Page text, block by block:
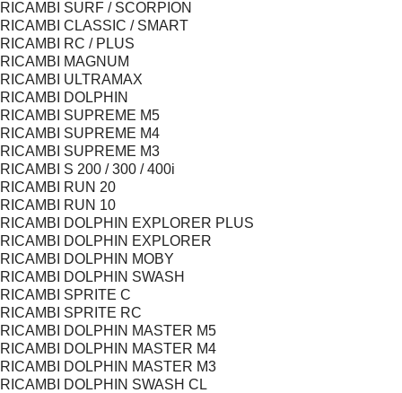
RICAMBI SURF / SCORPION
RICAMBI CLASSIC / SMART
RICAMBI RC / PLUS
RICAMBI MAGNUM
RICAMBI ULTRAMAX
RICAMBI DOLPHIN
RICAMBI SUPREME M5
RICAMBI SUPREME M4
RICAMBI SUPREME M3
RICAMBI S 200 / 300 / 400i
RICAMBI RUN 20
RICAMBI RUN 10
RICAMBI DOLPHIN EXPLORER PLUS
RICAMBI DOLPHIN EXPLORER
RICAMBI DOLPHIN MOBY
RICAMBI DOLPHIN SWASH
RICAMBI SPRITE C
RICAMBI SPRITE RC
RICAMBI DOLPHIN MASTER M5
RICAMBI DOLPHIN MASTER M4
RICAMBI DOLPHIN MASTER M3
RICAMBI DOLPHIN SWASH CL